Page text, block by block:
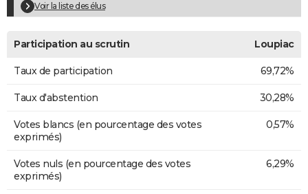
S'inscrire
Se connecter
Lycées
Collèges
Primaires
Universités
Entreprises
Service militaire
Avis de recherche
AVIS DE DÉCÈS
FORUM
Bricolage
Lifestyle
Culture
Sport
Auto
Television
Voyage
Cinema
Voir la liste des élus
Participation au scrutin Loupiac
Taux de participation 69,72%
Taux d'abstention 30,28%
Votes blancs (en pourcentage des votes
exprimés)
0,57%
Votes nuls (en pourcentage des votes
exprimés)
6,29%